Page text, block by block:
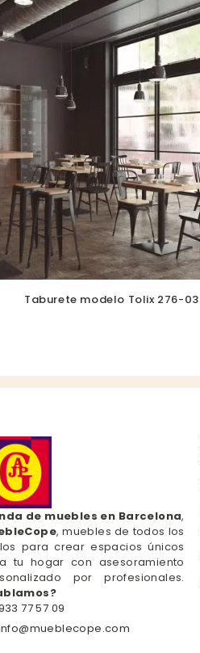
Taburete modelo Tolix 276-03
de muebles en Barcelona,
, muebles de todos los
para crear espacios únicos
tu hogar con asesoramiento
por profesionales.
77 57 09